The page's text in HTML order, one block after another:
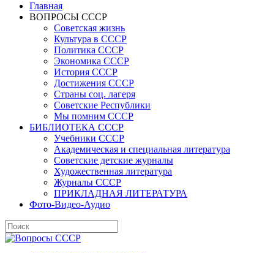
Главная
ВОПРОСЫ СССР
Советская жизнь
Культура в СССР
Политика СССР
Экономика СССР
История СССР
Достижения СССР
Страны соц. лагеря
Советские Республики
Мы помним СССР
БИБЛИОТЕКА СССР
Учебники СССР
Академическая и специальная литература
Советские детские журналы
Художественная литература
Журналы СССР
ПРИКЛАДНАЯ ЛИТЕРАТУРА
Фото-Видео-Аудио